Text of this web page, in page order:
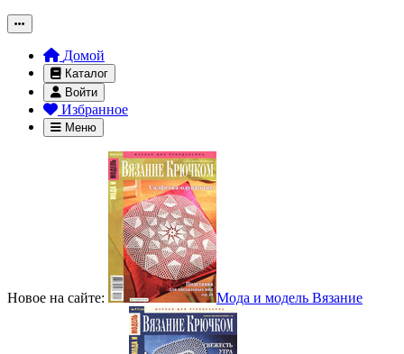
Домой
Каталог
Войти
Избранное
Меню
Новое на сайте: Мода и модель Вязание